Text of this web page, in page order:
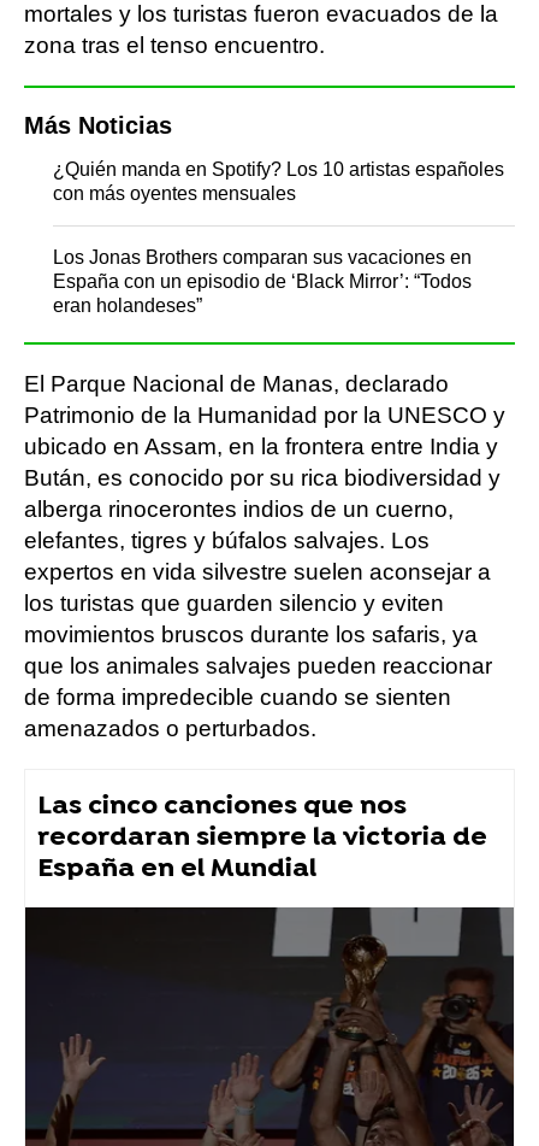
mortales y los turistas fueron evacuados de la
zona tras el tenso encuentro.
Más Noticias
¿Quién manda en Spotify? Los 10 artistas españoles
con más oyentes mensuales
Los Jonas Brothers comparan sus vacaciones en
España con un episodio de ‘Black Mirror’: “Todos
eran holandeses”
El Parque Nacional de Manas, declarado
Patrimonio de la Humanidad por la UNESCO y
ubicado en Assam, en la frontera entre India y
Bután, es conocido por su rica biodiversidad y
alberga rinocerontes indios de un cuerno,
elefantes, tigres y búfalos salvajes. Los
expertos en vida silvestre suelen aconsejar a
los turistas que guarden silencio y eviten
movimientos bruscos durante los safaris, ya
que los animales salvajes pueden reaccionar
de forma impredecible cuando se sienten
amenazados o perturbados.
Las cinco canciones que nos
recordaran siempre la victoria de
España en el Mundial